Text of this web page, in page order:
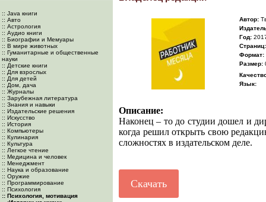
:: Java книги
:: Авто
:: Астрология
:: Аудио книги
:: Биографии и Мемуары
:: В мире животных
:: Гуманитарные и общественные
науки
:: Детские книги
:: Для взрослых
:: Для детей
:: Дом, дача
:: Журналы
:: Зарубежная литература
:: Знания и навыки
:: Издательские решения
:: Искусство
:: История
:: Компьютеры
:: Кулинария
:: Культура
:: Легкое чтение
:: Медицина и человек
:: Менеджмент
:: Наука и образование
:: Оружие
:: Программирование
:: Психология
:: Психология, мотивация
Автор:
Год:
Cтраниц:
Формат:
Размер:
Язык:
Описание:
Наконец – то до студии дошел и
когда решил открыть свою
сложностях в издательском деле.
Скачать